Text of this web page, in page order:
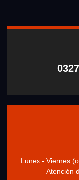
Lunes - Viernes
Atención